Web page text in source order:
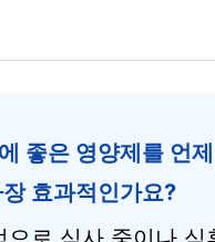
좋은 영양제를 언
효과적인가요?